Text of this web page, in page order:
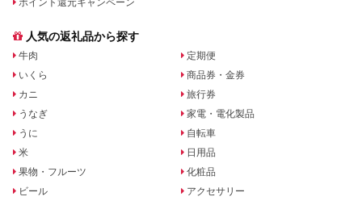
ポイント還元キャンペーン
人気の返礼品から探す
牛肉
いくら
カニ
うなぎ
うに
米
果物・フルーツ
ビール
定期便
商品券・金券
旅行券
家電・電化製品
自転車
日用品
化粧品
アクセサリー